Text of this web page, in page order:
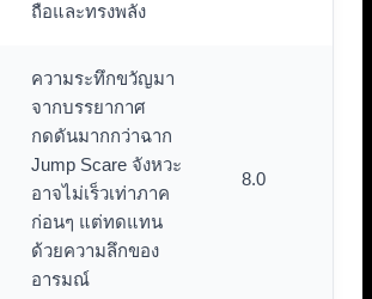
ถือและทรงพลัง
ความระทึกขวัญมา
จากบรรยากาศ
กดดันมากกว่าฉาก
Jump Scare จังหวะ
อาจไม่เร็วเท่าภาค
ก่อนๆ แต่ทดแทน
ด้วยความลึกของ
อารมณ์
8.0